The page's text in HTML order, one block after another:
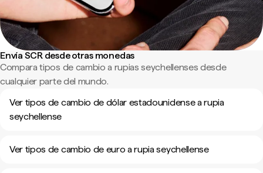
Envía SCR desde otras monedas
Compara tipos de cambio a rupias seychellenses desde
cualquier parte del mundo.
Ver tipos de cambio de dólar estadounidense a rupia
seychellense
Ver tipos de cambio de euro a rupia seychellense